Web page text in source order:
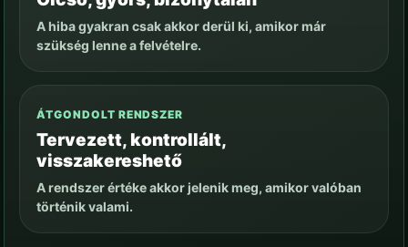
A hiba gyakran csak akkor derül ki, amikor már
szükség lenne a felvételre.
ÁTGONDOLT RENDSZER
Tervezett, kontrollált,
visszakereshető
A rendszer értéke akkor jelenik meg, amikor valóban
történik valami.